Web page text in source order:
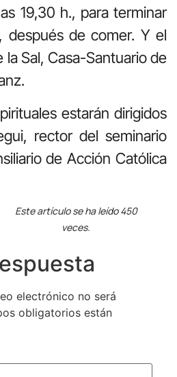
19,30 h., para terminar
después de comer. Y el
la Sal, Casa-Santuario de
estarán dirigidos
rector del seminario
de Acción Católica
Este artículo se ha leído 450
veces.
electrónico no será
obligatorios están